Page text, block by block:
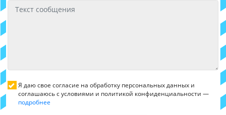
Я даю свое согласие на обработку персональных данных и
соглашаюсь с условиями и политикой конфиденциальности —
подробнее